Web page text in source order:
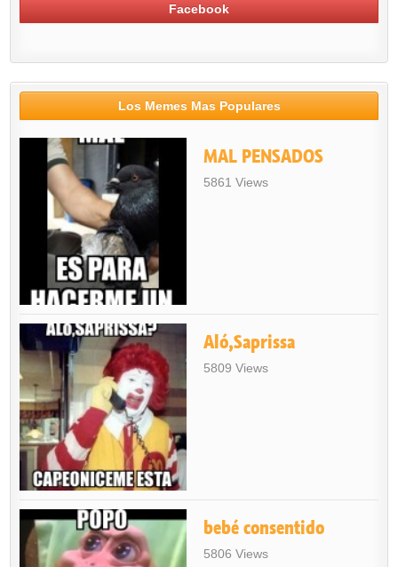
Facebook
Los Memes Mas Populares
MAL PENSADOS
5861 Views
Aló,Saprissa
5809 Views
bebé consentido
5806 Views